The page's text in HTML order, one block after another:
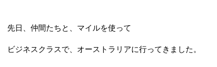
先日、仲間たちと、マイルを使って
ビジネスクラスで、オーストラリアに行ってきました。